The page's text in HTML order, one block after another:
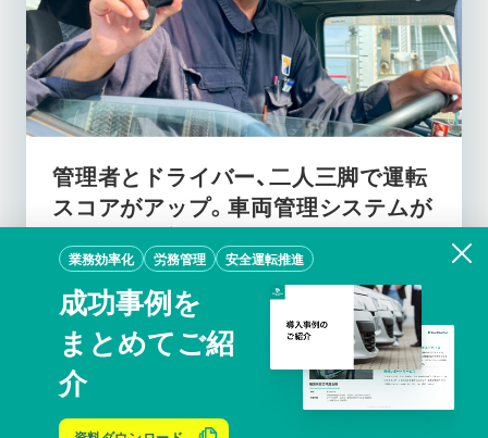
管理者とドライバー、二人三脚で運転
スコアがアップ。車両管理システムが
株式会社エコアール
詳しくみる
業務効率化 労務管理 安全運転推進
成功事例を
まとめてご紹
介